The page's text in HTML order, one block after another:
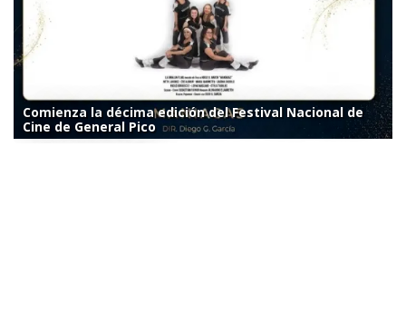
Comienza la décima edición del Festival Nacional de
Cine de General Pico